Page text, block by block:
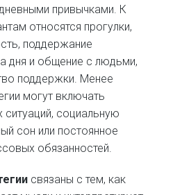
привычками. К
относятся прогулки,
поддержание
дня и общение с людьми,
поддержки. Менее
могут включать
ситуаций, социальную
сон или постоянное
обязанностей.
связаны с тем, как